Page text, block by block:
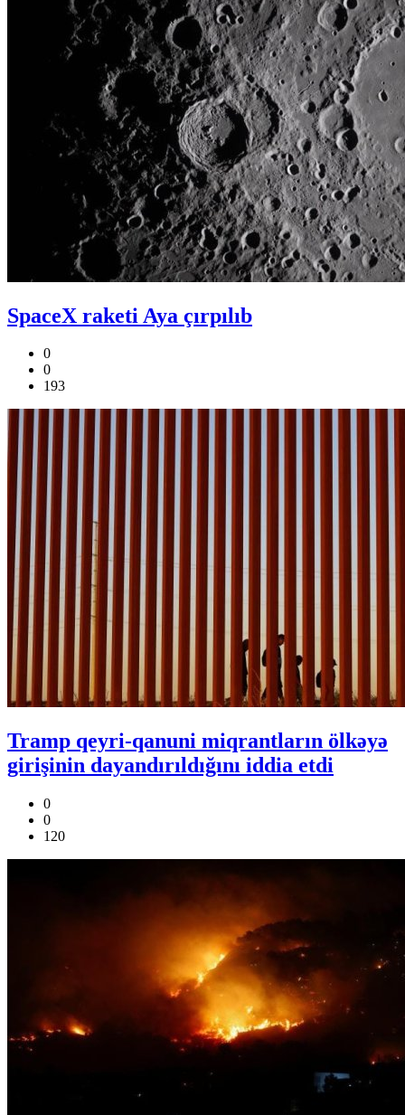
SpaceX raketi Aya çırpılıb
0
0
193
Tramp qeyri-qanuni miqrantların ölkəyə
girişinin dayandırıldığını iddia etdi
0
0
120